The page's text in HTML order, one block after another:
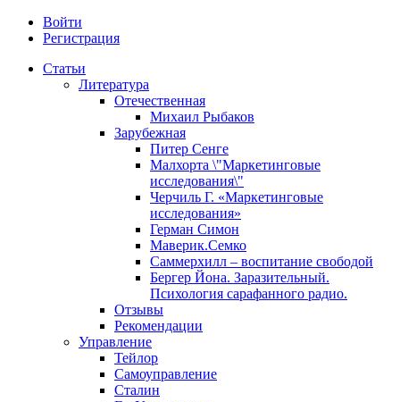
Войти
Регистрация
Статьи
Литература
Отечественная
Михаил Рыбаков
Зарубежная
Питер Сенге
Малхорта \"Маркетинговые
исследования\"
Черчиль Г. «Маркетинговые
исследования»
Герман Симон
Маверик.Семко
Саммерхилл – воспитание свободой
Бергер Йона. Заразительный.
Психология сарафанного радио.
Отзывы
Рекомендации
Управление
Тейлор
Самоуправление
Сталин